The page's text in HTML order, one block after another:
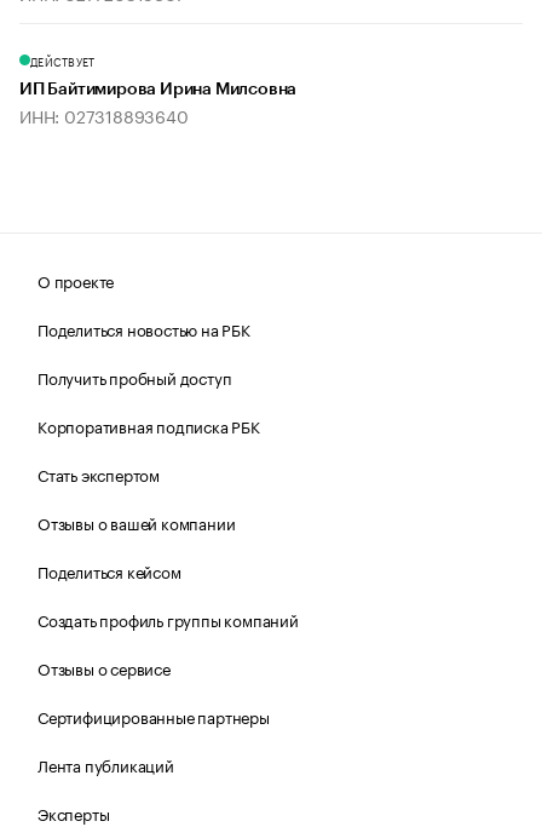
ДЕЙСТВУЕТ
ИП Байтимирова Ирина Милсовна
ИНН: 027318893640
О проекте
Поделиться новостью на РБК
Получить пробный доступ
Корпоративная подписка РБК
Стать экспертом
Отзывы о вашей компании
Поделиться кейсом
Создать профиль группы компаний
Отзывы о сервисе
Сертифицированные партнеры
Лента публикаций
Эксперты